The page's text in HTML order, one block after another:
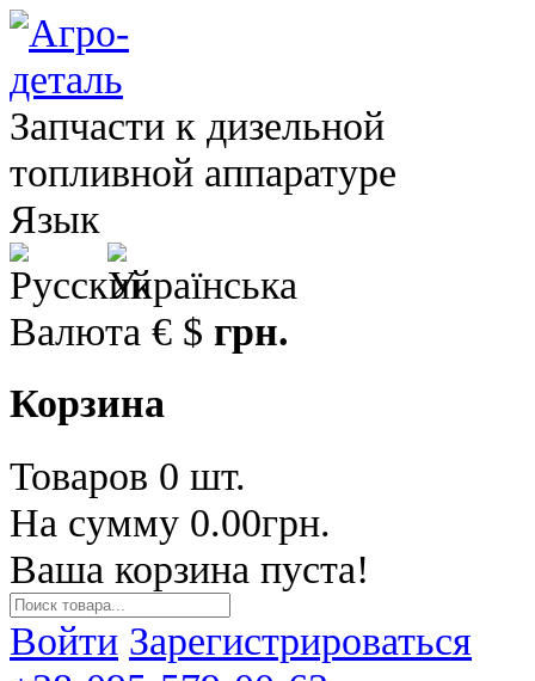
Запчасти к дизельной
топливной аппаратуре
Язык
Валюта € $ грн.
Корзина
Товаров 0 шт.
На сумму 0.00грн.
Ваша корзина пуста!
Войти Зарегистрироваться